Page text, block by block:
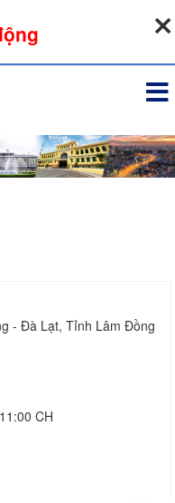
- Đà Lạt, Tỉnh Lâm Đồng
CH